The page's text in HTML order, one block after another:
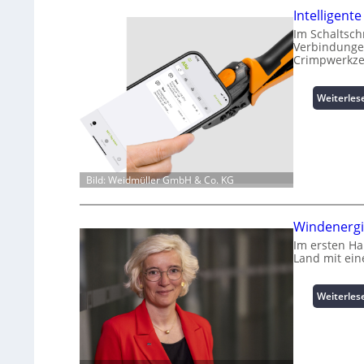
Bild: Weidmüller GmbH & Co. KG
Im
Im ersten
Land mit